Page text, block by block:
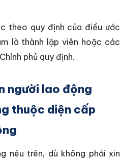
theo quy định của điều ước
là thành lập viên hoặc các
phủ quy định.
người lao động
thuộc diện cấp
nêu trên, dù không phải xin